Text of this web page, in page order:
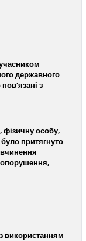
державного
з
фізичну особу,
притягнуто
вчинення
використанням